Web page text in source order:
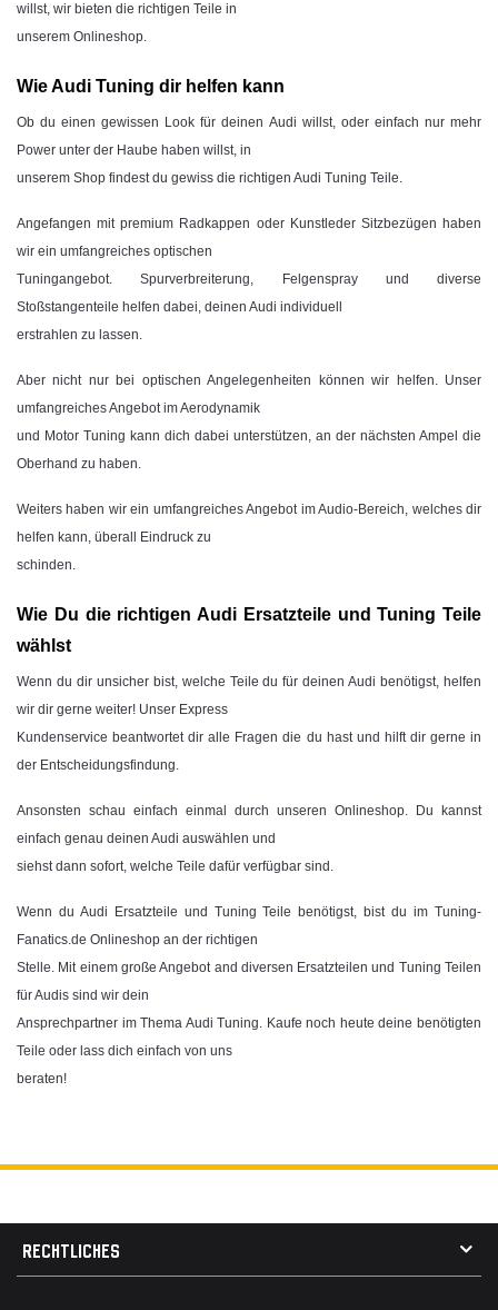
willst, wir bieten die richtigen Teile in
unserem Onlineshop.
Wie Audi Tuning dir helfen kann
Ob du einen gewissen Look für deinen Audi willst, oder einfach nur mehr
Power unter der Haube haben willst, in
unserem Shop findest du gewiss die richtigen Audi Tuning Teile.
Angefangen mit premium Radkappen oder Kunstleder Sitzbezügen haben
wir ein umfangreiches optischen
Tuningangebot. Spurverbreiterung, Felgenspray und diverse
Stoßstangenteile helfen dabei, deinen Audi individuell
erstrahlen zu lassen.
Aber nicht nur bei optischen Angelegenheiten können wir helfen. Unser
umfangreiches Angebot im Aerodynamik
und Motor Tuning kann dich dabei unterstützen, an der nächsten Ampel die
Oberhand zu haben.
Weiters haben wir ein umfangreiches Angebot im Audio-Bereich, welches dir
helfen kann, überall Eindruck zu
schinden.
Wie Du die richtigen Audi Ersatzteile und Tuning Teile
wählst
Wenn du dir unsicher bist, welche Teile du für deinen Audi benötigst, helfen
wir dir gerne weiter! Unser Express
Kundenservice beantwortet dir alle Fragen die du hast und hilft dir gerne in
der Entscheidungsfindung.
Ansonsten schau einfach einmal durch unseren Onlineshop. Du kannst
einfach genau deinen Audi auswählen und
siehst dann sofort, welche Teile dafür verfügbar sind.
Wenn du Audi Ersatzteile und Tuning Teile benötigst, bist du im Tuning-
Fanatics.de Onlineshop an der richtigen
Stelle. Mit einem große Angebot and diversen Ersatzteilen und Tuning Teilen
für Audis sind wir dein
Ansprechpartner im Thema Audi Tuning. Kaufe noch heute deine benötigten
Teile oder lass dich einfach von uns
beraten!
RECHTLICHES